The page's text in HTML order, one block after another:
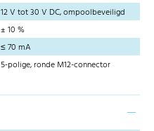
12 V tot 30 V DC, ompoolbeveiligd
± 10 %
≤ 70 mA
5-polige, ronde M12-connector